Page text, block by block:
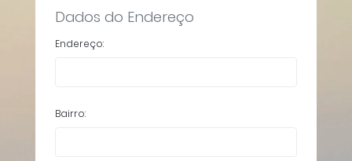
Dados do Endereço
Endereço:
Bairro: